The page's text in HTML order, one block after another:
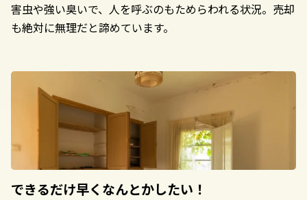
害虫や強い臭いで、人を呼ぶのもためらわれる状況。売却
も絶対に無理だと諦めています。
できるだけ早くなんとかしたい！